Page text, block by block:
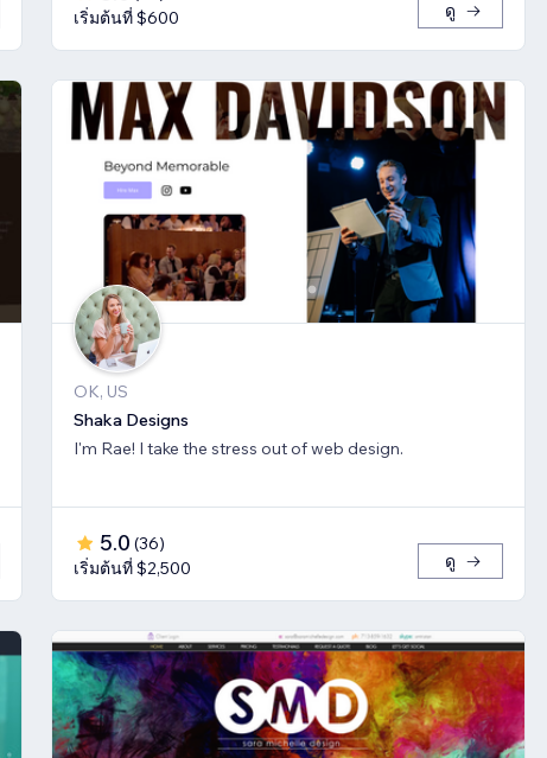
เริ่มต้นที่ $600
ดู
OK, US
Shaka Designs
I'm Rae! I take the stress out of web design.
5.0 (36)
เริ่มต้นที่ $2,500
ดู